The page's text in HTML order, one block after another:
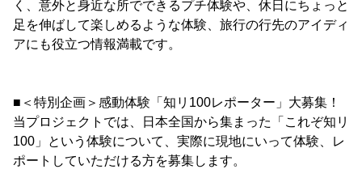
く、意外と身近な所でできるプチ体験や、休日にちょっと
足を伸ばして楽しめるような体験、旅行の行先のアイディ
アにも役立つ情報満載です。
■＜特別企画＞感動体験「知リ100レポーター」大募集！
当プロジェクトでは、日本全国から集まった「これぞ知リ
100」という体験について、実際に現地にいって体験、レ
ポートしていただける方を募集します。